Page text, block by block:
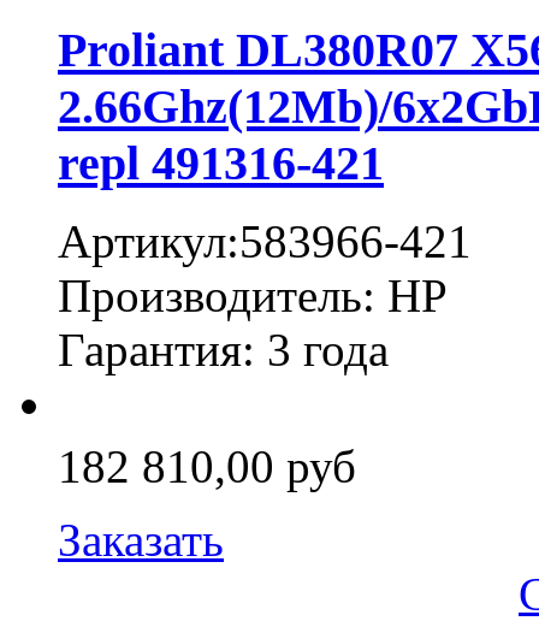
Proliant DL380R07
2.66Ghz(12Mb)/
repl 491316-421
Артикул:583966-421
Производитель: HP
Гарантия: 3 года
182 810,00 руб
Заказать